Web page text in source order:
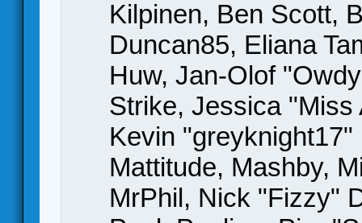
Kilpinen, Ben Scott,
Duncan85, Eliana
Huw, Jan-Olof
Strike, Jessica
Kevin
Mattitude, Mashby,
MrPhil, Nick "Fizzy"